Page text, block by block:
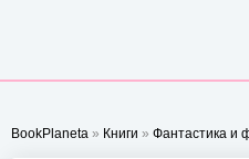
BookPlaneta » Книги » Фантастика и